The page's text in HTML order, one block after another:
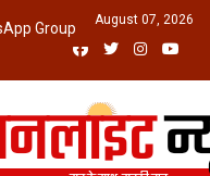
Friday, August 07, 2026
Group